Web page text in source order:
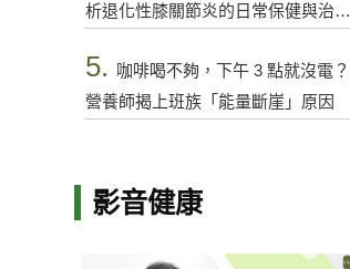
析退化性膝關節炎的日常保健與治療
5.
咖啡喝不夠，下午 3 點就沒電？
營養師揭上班族「能量斷崖」原因
影音健康